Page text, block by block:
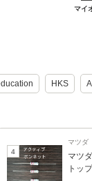
マイ
HKS
4
マツダ
マツ
トッ